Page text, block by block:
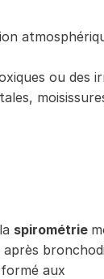
ou des
spirométrie
aux